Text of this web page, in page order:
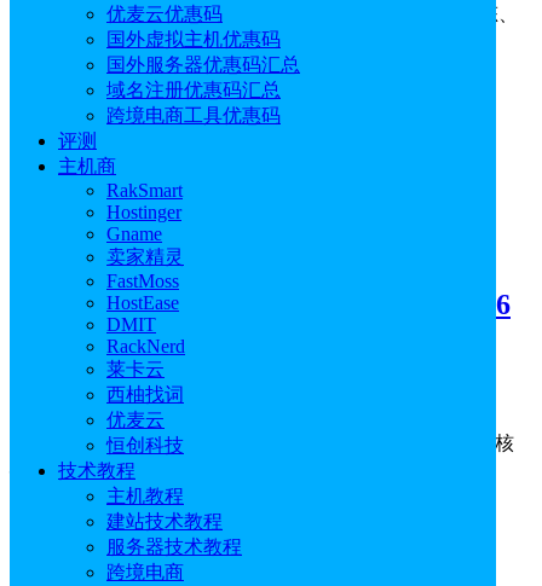
优麦云优惠码
国外虚拟主机优惠码
国外服务器优惠码汇总
域名注册优惠码汇总
跨境电商工具优惠码
评测
主机商
RakSmart
Hostinger
Gname
卖家精灵
FastMoss
HostEase
DMIT
RackNerd
莱卡云
西柚找词
优麦云
恒创科技
技术教程
主机教程
建站技术教程
服务器技术教程
跨境电商
“亚马逊AWS”标签聚合页面，分享了亚马逊AWS官网动态、
亚马逊AWS方案介绍、亚马逊AWS优惠活动等。
相关推荐：
亚马逊AWS优惠
亚马逊企业购推AI助手Amazon Quick 6
月30日英区上线
2026年06月29日0赞
亚马逊企业购宣布推出多项AI功能与支出管理工具升级，核
心为面向Prime Business会员全新上线的企业级…